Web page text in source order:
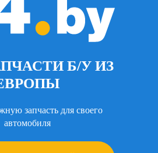
Б/У ИЗ
запчасть для своего
автомобиля